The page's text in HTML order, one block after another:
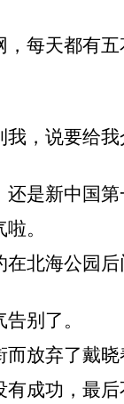
每天都有
，说要给
还是新中国
。
北海公园
别了。
而放弃了戴晓
成功，最